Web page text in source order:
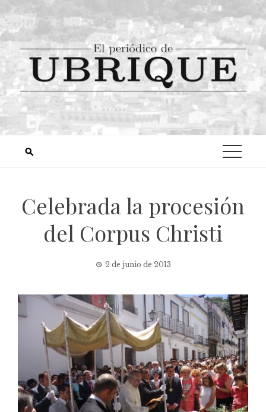
Celebrada la procesión
del Corpus Christi
2 de junio de 2013